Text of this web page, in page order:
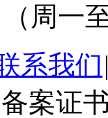
周
系我们
案证